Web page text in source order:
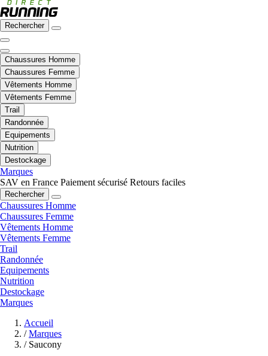
Rechercher
Chaussures Homme
Chaussures Femme
Vêtements Homme
Vêtements Femme
Trail
Randonnée
Equipements
Nutrition
Destockage
Marques
SAV en France Paiement sécurisé Retours faciles
Rechercher
Chaussures Homme
Chaussures Femme
Vêtements Homme
Vêtements Femme
Trail
Randonnée
Equipements
Nutrition
Destockage
Marques
Accueil
/ Marques
/ Saucony